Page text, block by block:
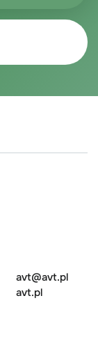
avt@avt.pl
avt.pl